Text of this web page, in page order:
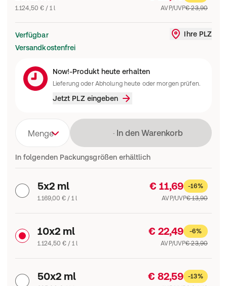
1.124,50 € / 1 l
AVP/UVP€ 23,90
Verfügbar
Versandkostenfrei
Ihre PLZ
Now!-Produkt heute erhalten
Lieferung oder Abholung heute oder morgen prüfen.
Jetzt PLZ eingeben
Menge Lädt
In den Warenkorb
In folgenden Packungsgrößen erhältlich
5x2 ml
1.169,00 € / 1 l
€ 11,69
-16%
AVP/UVP€ 13,90
10x2 ml
1.124,50 € / 1 l
€ 22,49
-6%
AVP/UVP€ 23,90
50x2 ml € 82,59
-13%